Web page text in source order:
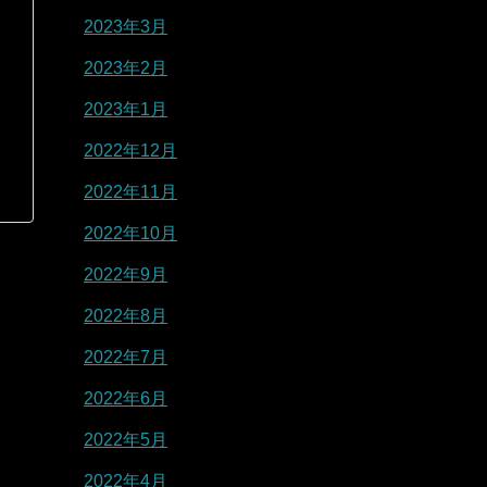
2023年3月
2023年2月
2023年1月
2022年12月
2022年11月
2022年10月
2022年9月
2022年8月
2022年7月
2022年6月
2022年5月
2022年4月